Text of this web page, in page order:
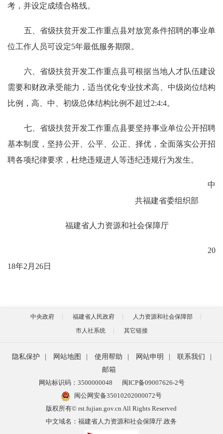
考，并设定成绩合格线。
五、省级扶贫开发工作重点县对放宽条件招聘的事业单
位工作人员可设定5年最低服务期限。
六、省级扶贫开发工作重点县可根据当地人才队伍建设
需要和财政承受能力，适当优化专业技术高、中级岗位结构
比例，高、中、初级总体结构比例不超过2:4:4。
七、省级扶贫开发工作重点县要坚持事业单位公开招聘
基本制度，坚持公开、公平、公正、择优，全面落实公开招
聘各项纪律要求，杜绝违规进人等违纪违规行为发生。
中
共福建省委组织部
福建省人力资源和社会保障厅
20
18年2 月 26日
中央政府 福建省人民政府
人力资源和社会保障部
市人社系统
其它链接
隐私保护 网站地图 使用帮助 网站申明 联系我们
邮箱
网站标识码：3500000048
闽ICP备09007626-2号
闽公网安备35010202000072号
版权所有© rst.fujian.gov.cn All Rights Reserved
中文域名：福建省人力资源和社会保障厅.政务